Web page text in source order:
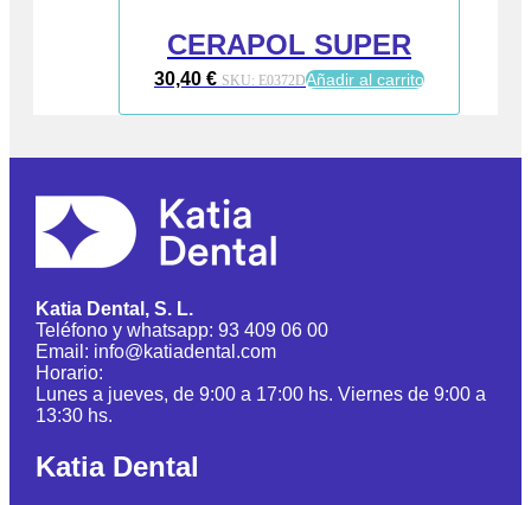
CERAPOL SUPER
30,40 € SKU: E0372DAñadir al carrito
Katia Dental, S. L.
Teléfono y whatsapp: 93 409 06 00
Email: info@katiadental.com
Horario:
Lunes a jueves, de 9:00 a 17:00 hs. Viernes de 9:00 a
13:30 hs.
Katia Dental